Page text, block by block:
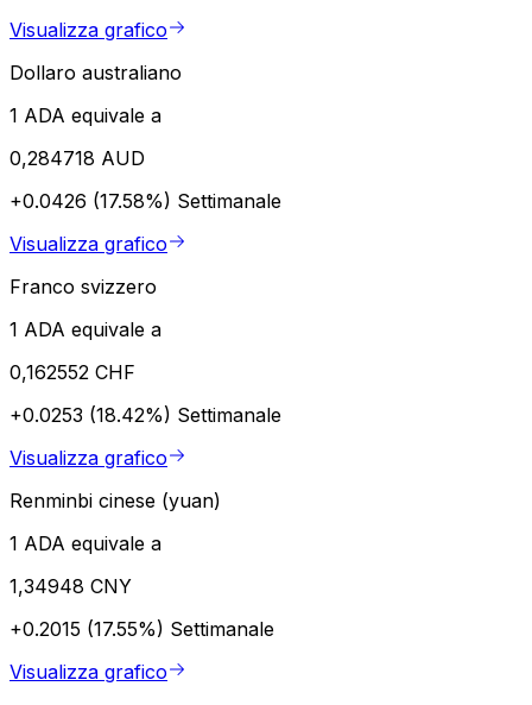
Visualizza grafico
Dollaro australiano
1 ADA equivale a
0,284718 AUD
+0.0426 (17.58%) Settimanale
Visualizza grafico
Franco svizzero
1 ADA equivale a
0,162552 CHF
+0.0253 (18.42%) Settimanale
Visualizza grafico
Renminbi cinese (yuan)
1 ADA equivale a
1,34948 CNY
+0.2015 (17.55%) Settimanale
Visualizza grafico